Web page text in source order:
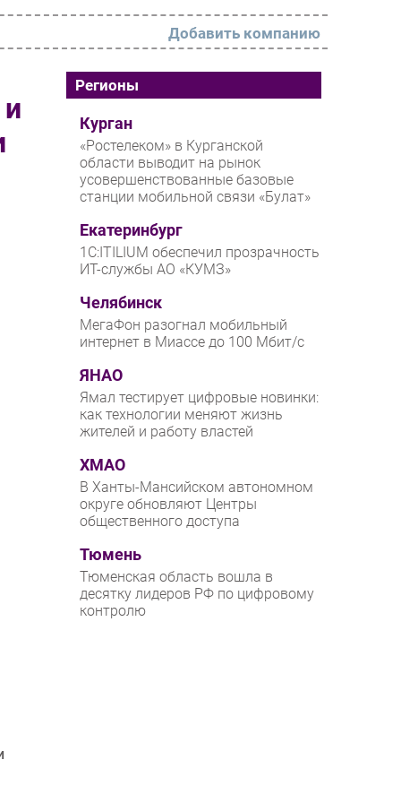
РАЗДЕЛЫ
Новости
Аналитика
Интервью
Проекты
IT класс
Тестовый стенд
Каталог компаний
Добавить компанию
Регионы
Курган
«Ростелеком» в Курганской
области выводит на рынок
усовершенствованные базовые
станции мобильной связи «Булат»
Екатеринбург
1С:ITILIUM обеспечил прозрачность
ИТ-службы АО «КУМЗ»
Челябинск
МегаФон разогнал мобильный
интернет в Миассе до 100 Мбит/с
ЯНАО
Ямал тестирует цифровые новинки:
как технологии меняют жизнь
жителей и работу властей
ХМАО
В Ханты-Мансийском автономном
округе обновляют Центры
общественного доступа
Тюмень
Тюменская область вошла в
десятку лидеров РФ по цифровому
контролю